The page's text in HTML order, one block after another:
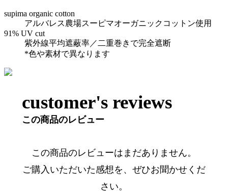
supima organic cotton
アルバレス農場スーピマオーガニックコットン使用
91% UV cut
紫外線平均遮蔽率／二重巻きで完全遮断
*色や素材で異なります
customer's reviews
この商品のレビュー
この商品のレビューはまだありません。
ご購入いただいた感想を、ぜひお聞かせくだ
さい。